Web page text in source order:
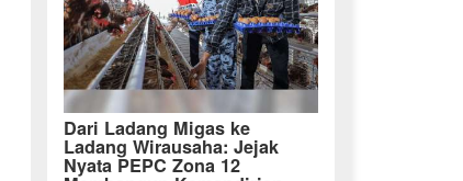
Dari Ladang Migas ke
Ladang Wirausaha: Jejak
Nyata PEPC Zona 12